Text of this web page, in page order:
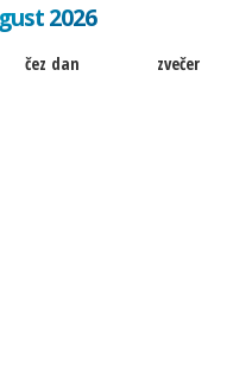
2026
čez dan zvečer